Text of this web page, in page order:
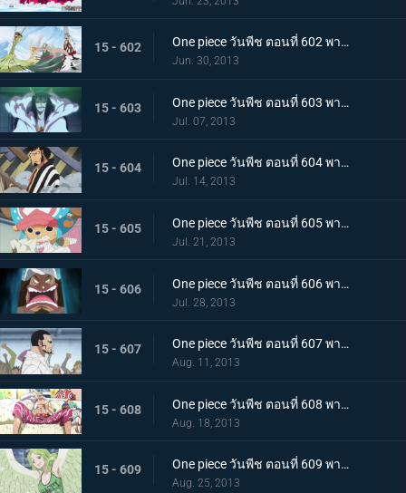
15 - 602 One piece วันพีช ตอนที่ 602 พากย์ไทย อาวุธสังหารหมู่ที่เลวร้ายสุดในประวัติศาสตร์! ชิโนะคุนิ
Jun. 30, 2013
15 - 603 One piece วันพีช ตอนที่ 603 พากย์ไทย เปิดฉากตอบโต้! ลูฟี่ ลอว์หลบหนีครั้งใหญ่
Jul. 07, 2013
15 - 604 One piece วันพีช ตอนที่ 604 พากย์ไทย มุ่งสู่อาคาร R! พันธมิตรโจรสลัดบุกโจมตี
Jul. 14, 2013
15 - 605 One piece วันพีช ตอนที่ 605 พากย์ไทย น้ำตาของทาชิงิ! แผนบุกทะลวงด้วยชีวิตของ G5
Jul. 21, 2013
15 - 606 One piece วันพีช ตอนที่ 606 พากย์ไทย พลเรือโทผู้ทรยศ! ไม้ไผ่ปีศาจ เวอร์โก้!
Jul. 28, 2013
15 - 607 One piece วันพีช ตอนที่ 607 พากย์ไทย การต่อสู้สุดดุเดือด ลูฟี่ ปะทะ ซีซาร์
Aug. 11, 2013
15 - 608 One piece วันพีช ตอนที่ 608 พากย์ไทย ผู้ชักใยในเงามืด! โดฟลามิงโก้ เริ่มเคลื่อนไหว!
Aug. 18, 2013
15 - 609 One piece วันพีช ตอนที่ 609 พากย์ไทย ลูฟี่แข็งตาย!? โมเน่ สาวหิมะผู้น่ากลัว!
Aug. 25, 2013